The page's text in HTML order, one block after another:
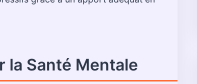
la Santé Mentale